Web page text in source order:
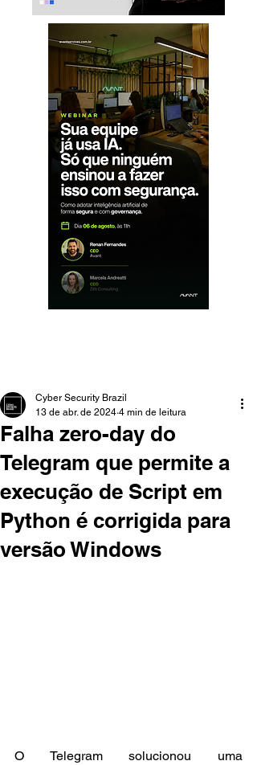
Falha zero-day do
Telegram que permite a
execução de Script em
Python é corrigida para
versão Windows
Cyber Security Brazil
13 de abr. de 2024 4 min de leitura
O Telegram solucionou uma